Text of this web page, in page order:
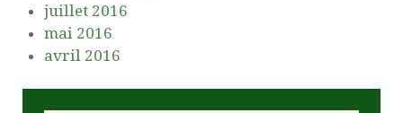
juillet 2016
mai 2016
avril 2016